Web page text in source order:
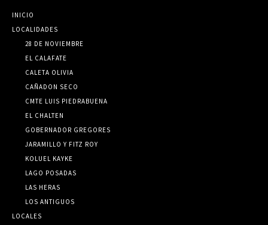
INICIO
LOCALIDADES
28 DE NOVIEMBRE
EL CALAFATE
CALETA OLIVIA
CAÑADON SECO
CMTE LUIS PIEDRABUENA
EL CHALTEN
GOBERNADOR GREGORES
JARAMILLO Y FITZ ROY
KOLUEL KAYKE
LAGO POSADAS
LAS HERAS
LOS ANTIGUOS
LOCALES